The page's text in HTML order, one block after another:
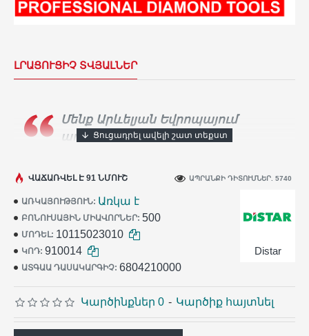
ԼՐԱՑՈՒՑԻՉ ՏՎՅԱԼՆԵՐ
Մենք Արևելյան Եվրոպայում
ադամանդե գործիքների
հազարավոր արհեստավորներ ամեն օր
աշխատանքում:
ԱՌԿԱՅՈՒԹՅՈՒՆ: Առկա է
ԲՈՆՈՒՍԱՅԻՆ ՄԻԱՎՈՐՆԵՐ: 500
ՄՈԴԵԼ: 10115023010
ԿՈԴ: 910014
ԱՏԳԱԱ ԴԱՍԱԿԱՐԳԻՉ: 6804210000
Distar
ՎԱՃԱՌՎԵԼ Է 91 ՆՄՈՒՇ ԱՊՐԱՆՔԻ ԴԻՏՈՒՄՆԵՐ. 5740
Կարծինքներ 0 - Կարծիք հայտնել